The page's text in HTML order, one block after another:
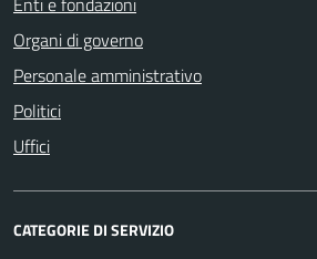
Organi di governo
Personale amministrativo
Politici
Uffici
CATEGORIE DI SERVIZIO